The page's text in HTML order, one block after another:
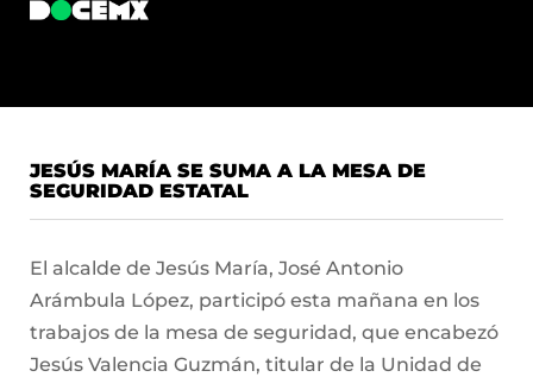
JESÚS MARÍA SE SUMA A LA MESA DE
SEGURIDAD ESTATAL
El alcalde de Jesús María, José Antonio
Arámbula López, participó esta mañana en los
trabajos de la mesa de seguridad, que encabezó
Jesús Valencia Guzmán, titular de la Unidad de